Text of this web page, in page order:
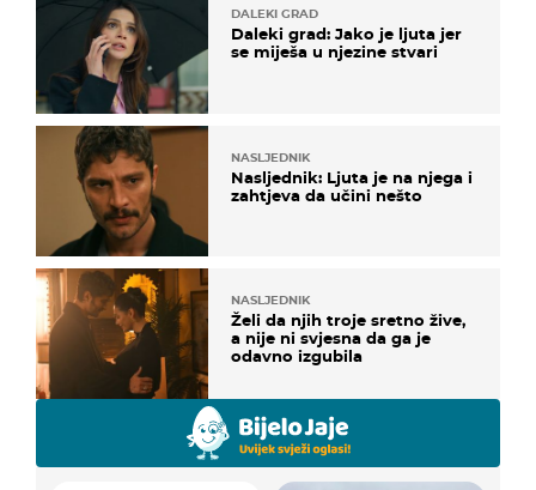
DALEKI GRAD
Daleki grad: Jako je ljuta jer
se miješa u njezine stvari
NASLJEDNIK
Nasljednik: Ljuta je na njega i
zahtjeva da učini nešto
NASLJEDNIK
Želi da njih troje sretno žive,
a nije ni svjesna da ga je
odavno izgubila